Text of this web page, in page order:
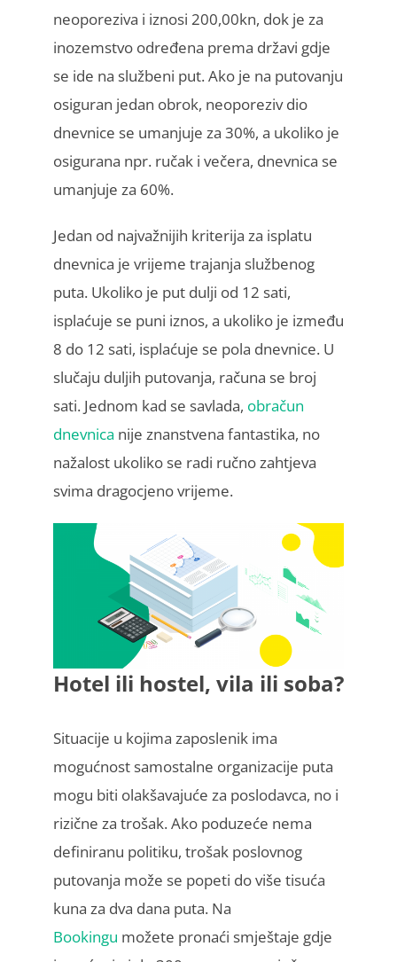
neoporeziva i iznosi 200,00kn, dok je za
inozemstvo određena prema državi gdje
se ide na službeni put. Ako je na putovanju
osiguran jedan obrok, neoporeziv dio
dnevnice se umanjuje za 30%, a ukoliko je
osigurana npr. ručak i večera, dnevnica se
umanjuje za 60%.
Jedan od najvažnijih kriterija za isplatu
dnevnica je vrijeme trajanja službenog
puta. Ukoliko je put dulji od 12 sati,
isplaćuje se puni iznos, a ukoliko je između
8 do 12 sati, isplaćuje se pola dnevnice. U
slučaju duljih putovanja, računa se broj
sati. Jednom kad se savlada, obračun
dnevnica nije znanstvena fantastika, no
nažalost ukoliko se radi ručno zahtjeva
svima dragocjeno vrijeme.
Hotel ili hostel, vila ili soba?
Situacije u kojima zaposlenik ima
mogućnost samostalne organizacije puta
mogu biti olakšavajuće za poslodavca, no i
rizične za trošak. Ako poduzeće nema
definiranu politiku, trošak poslovnog
putovanja može se popeti do više tisuća
kuna za dva dana puta. Na
Bookingu možete pronaći smještaje gdje